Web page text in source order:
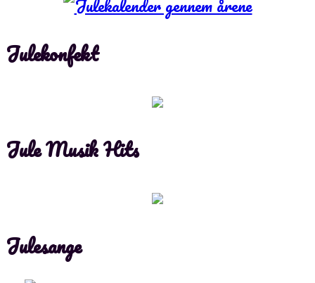
Julekonfekt
Jule Musik Hits
Julesange